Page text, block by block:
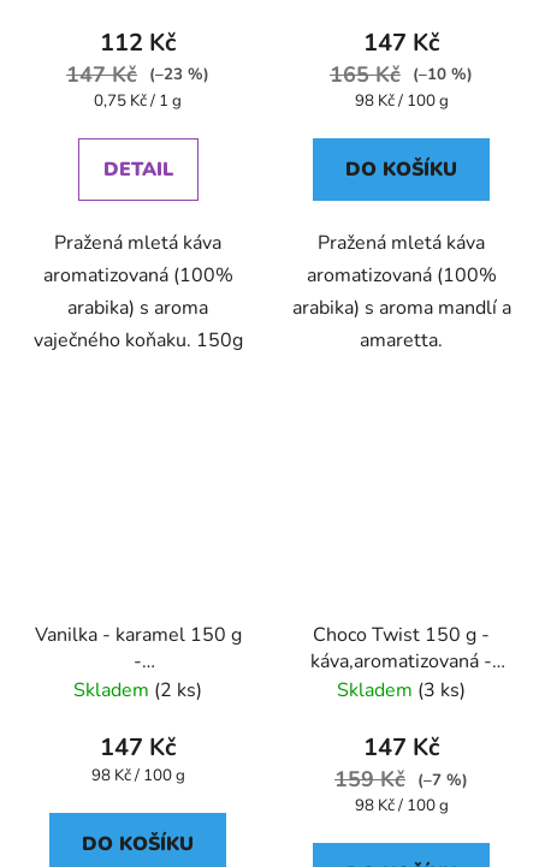
112 Kč
147 Kč
(–23 %)
Měrná
0,75 Kč / 1 g
DETAIL
Pražená mletá káva
aromatizovaná (100%
arabika) s aroma
vaječného koňaku. 150g
147 Kč
165 Kč
(–10 %)
Měrná
98 Kč / 100 g
DO KOŠÍKU
Pražená mletá káva
aromatizovaná (100%
arabika) s aroma mandlí a
amaretta.
Vanilka - karamel 150 g
-
káva,aromatizovaná,mletá
Skladem (2 ks)
147 Kč
Měrná
98 Kč / 100 g
DO KOŠÍKU
Choco Twist 150 g -
káva,aromatizovaná -
Oxalis
Skladem (3 ks)
147 Kč
159 Kč
(–7 %)
Měrná
98 Kč / 100 g